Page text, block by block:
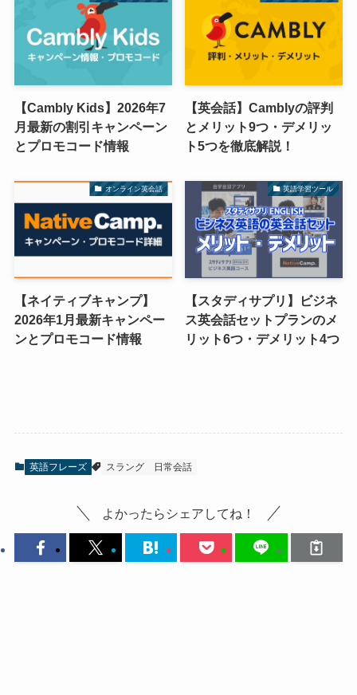
【Cambly Kids】2026年7
月最新の割引キャンペーン
とプロモコード情報
【英会話】Camblyの評判
とメリット9つ・デメリッ
ト5つを徹底解説！
オンライン英会話
【ネイティブキャンプ】
2026年1月最新キャンペー
ンとプロモコード情報
英語学習ツール
【スタディサプリ】ビジネ
ス英会話セットプランのメ
リット6つ・デメリット4つ
英語フレーズ スラング 日常会話
よかったらシェアしてね！